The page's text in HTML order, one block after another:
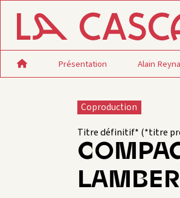
Présentation Alain
Coproduction
Titre définitif* (*titre